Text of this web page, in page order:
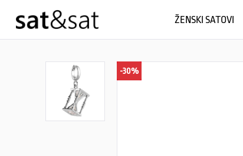
ŽENSKI SATOVI
-30%